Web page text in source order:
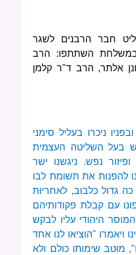
חבר הרבנים לשגר
במשלחת השתתפו: הרב
אלתר, הרב ד"ר קלמן
ניכרו בעליל סימני
בעל השליטה העצמית
נפש. ניגשנו ישר
להפנות את תשומת לבו
גדול כלבוב, לאחריות
עם קבלת פקודותיהם
היהודי עליו לבקש
ויאמרו "הוציאו לנו אחד
מוטב שימותו כולם ולא